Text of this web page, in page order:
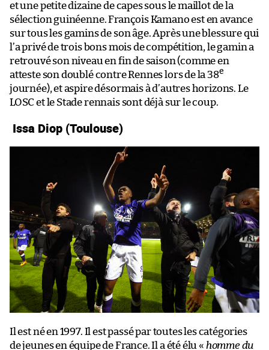
et une petite dizaine de capes sous le maillot de la
sélection guinéenne. François Kamano est en avance
sur tous les gamins de son âge. Après une blessure qui
l’a privé de trois bons mois de compétition, le gamin a
retrouvé son niveau en fin de saison (comme en
atteste son doublé contre Rennes lors de la 38e
journée), et aspire désormais à d’autres horizons. Le
LOSC et le Stade rennais sont déjà sur le coup.
Issa Diop (Toulouse)
Il est né en 1997. Il est passé par toutes les catégories
de jeunes en équipe de France. Il a été élu « homme du